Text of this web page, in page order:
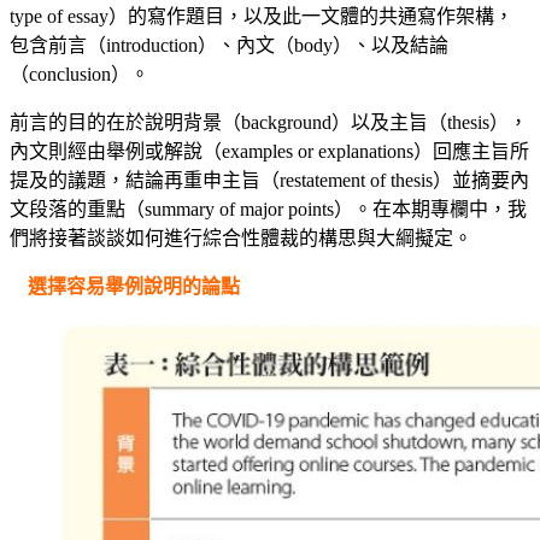
type of essay）的寫作題目，以及此一文體的共通寫作架構，
包含前言（introduction）、內文（body）、以及結論
（conclusion）。
前言的目的在於說明背景（background）以及主旨（thesis），
內文則經由舉例或解說（examples or explanations）回應主旨所
提及的議題，結論再重申主旨（restatement of thesis）並摘要內
文段落的重點（summary of major points）。在本期專欄中，我
們將接著談談如何進行綜合性體裁的構思與大綱擬定。
選擇容易舉例說明的論點